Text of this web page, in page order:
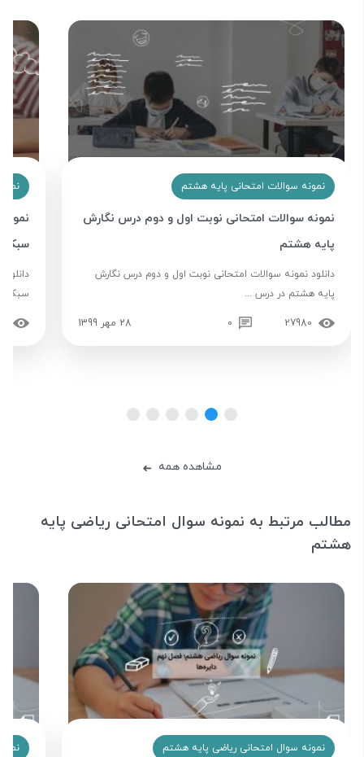
نمونه سوالات امتحانی پایه هشتم
نمونه سوالات امتحانی نوبت اول و دوم درس نگارش
پایه هشتم
دانلود نمونه سوالات امتحانی نوبت اول و دوم درس نگارش
پایه هشتم در درس ...
27980
0 28 مهر 1399
سبک
سبک
مشاهده همه ➜
مطالب مرتبط به نمونه سوال امتحانی ریاضی پایه
هشتم
نمونه سوال امتحانی ریاضی پایه هشتم